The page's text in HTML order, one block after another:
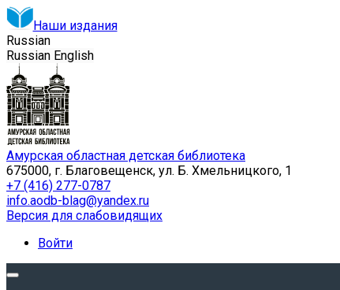
Наши издания
Russian
Russian English
Амурская областная детская библиотека
675000, г. Благовещенск, ул. Б. Хмельницкого, 1
+7 (416) 277-0787
info.aodb-blag@yandex.ru
Версия для слабовидящих
Войти